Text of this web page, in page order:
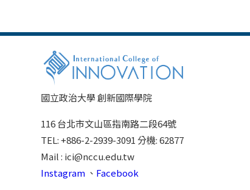
國立政治大學 創新國際學院
116 台北市文山區指南路二段64號
TEL: +886-2-2939-3091 分機: 62877
Mail : ici@nccu.edu.tw
Instagram 、 Facebook